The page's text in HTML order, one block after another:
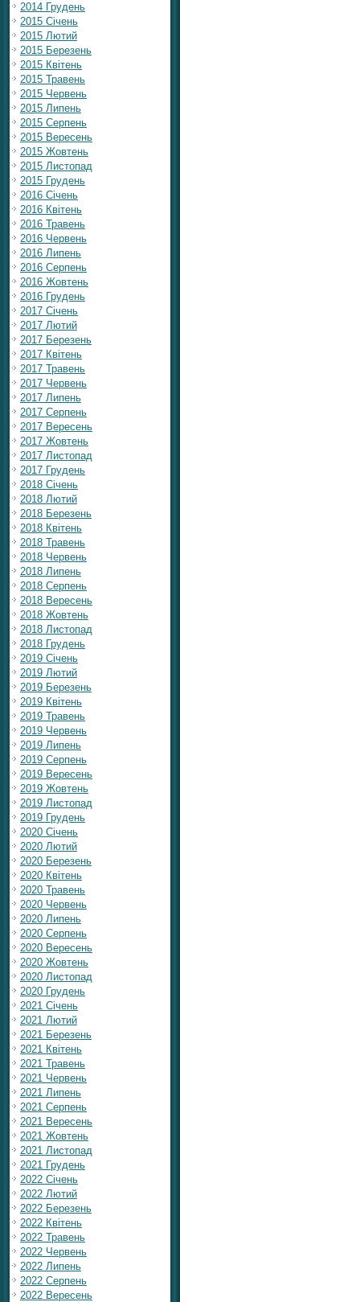
2014 Грудень
2015 Січень
2015 Лютий
2015 Березень
2015 Квітень
2015 Травень
2015 Червень
2015 Липень
2015 Серпень
2015 Вересень
2015 Жовтень
2015 Листопад
2015 Грудень
2016 Січень
2016 Квітень
2016 Травень
2016 Червень
2016 Липень
2016 Серпень
2016 Жовтень
2016 Грудень
2017 Січень
2017 Лютий
2017 Березень
2017 Квітень
2017 Травень
2017 Червень
2017 Липень
2017 Серпень
2017 Вересень
2017 Жовтень
2017 Листопад
2017 Грудень
2018 Січень
2018 Лютий
2018 Березень
2018 Квітень
2018 Травень
2018 Червень
2018 Липень
2018 Серпень
2018 Вересень
2018 Жовтень
2018 Листопад
2018 Грудень
2019 Січень
2019 Лютий
2019 Березень
2019 Квітень
2019 Травень
2019 Червень
2019 Липень
2019 Серпень
2019 Вересень
2019 Жовтень
2019 Листопад
2019 Грудень
2020 Січень
2020 Лютий
2020 Березень
2020 Квітень
2020 Травень
2020 Червень
2020 Липень
2020 Серпень
2020 Вересень
2020 Жовтень
2020 Листопад
2020 Грудень
2021 Січень
2021 Лютий
2021 Березень
2021 Квітень
2021 Травень
2021 Червень
2021 Липень
2021 Серпень
2021 Вересень
2021 Жовтень
2021 Листопад
2021 Грудень
2022 Січень
2022 Лютий
2022 Березень
2022 Квітень
2022 Травень
2022 Червень
2022 Липень
2022 Серпень
2022 Вересень